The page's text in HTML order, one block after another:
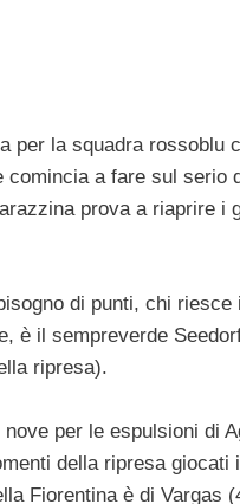
per la squadra rossoblu
a fare sul serio
prova a riaprire
di punti, chi
è il sempreverde
ripresa).
per le espulsioni di
della ripresa
Fiorentina è di